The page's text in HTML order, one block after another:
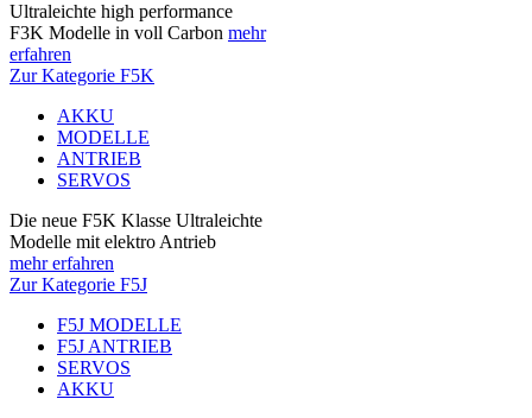
Ultraleichte high performance
F3K Modelle in voll Carbon mehr
erfahren
Zur Kategorie F5K
AKKU
MODELLE
ANTRIEB
SERVOS
Die neue F5K Klasse Ultraleichte
Modelle mit elektro Antrieb
mehr erfahren
Zur Kategorie F5J
F5J MODELLE
F5J ANTRIEB
SERVOS
AKKU